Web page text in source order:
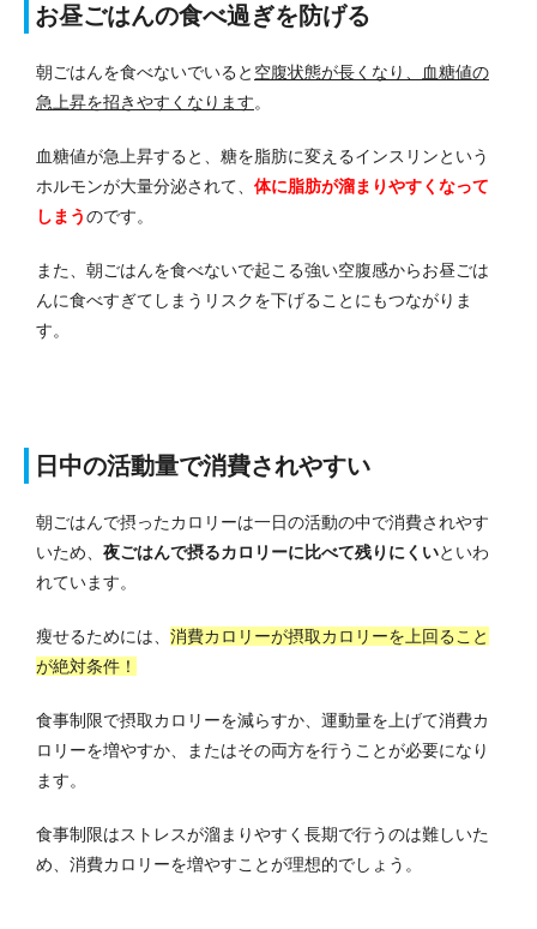
お昼ごはんの食べ過ぎを防げる
朝ごはんを食べないでいると 空腹状態が長くなり、血糖値の
急上昇を招きやすくなります。
血糖値が急上昇すると、糖を脂肪に変えるインスリンという
ホルモンが大量分泌されて、 体に脂肪が溜まりやすくなって
しまうのです。
また、朝ごはんを食べないで起こる強い空腹感からお昼ごは
んに食べすぎてしまうリスクを下げることにもつながりま
す。
日中の活動量で消費されやすい
朝ごはんで摂ったカロリーは一日の活動の中で消費されやす
いため、 夜ごはんで摂るカロリーに比べて残りにくいといわ
れています。
瘦せるためには、 消費カロリーが摂取カロリーを上回ること
が絶対条件！
食事制限で摂取カロリーを減らすか、運動量を上げて消費カ
ロリーを増やすか、またはその両方を行うことが必要になり
ます。
食事制限はストレスが溜まりやすく長期で行うのは難しいた
め、消費カロリーを増やすことが理想的でしょう。